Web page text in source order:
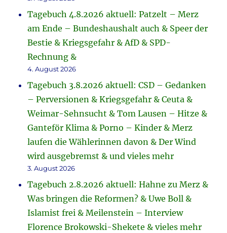
Tagebuch 4.8.2026 aktuell: Patzelt – Merz
am Ende – Bundeshaushalt auch & Speer der
Bestie & Kriegsgefahr & AfD & SPD-
Rechnung &
4. August 2026
Tagebuch 3.8.2026 aktuell: CSD – Gedanken
– Perversionen & Kriegsgefahr & Ceuta &
Weimar-Sehnsucht & Tom Lausen – Hitze &
Ganteför Klima & Porno – Kinder & Merz
laufen die Wählerinnen davon & Der Wind
wird ausgebremst & und vieles mehr
3. August 2026
Tagebuch 2.8.2026 aktuell: Hahne zu Merz &
Was bringen die Reformen? & Uwe Boll &
Islamist frei & Meilenstein – Interview
Florence Brokowski-Shekete & vieles mehr